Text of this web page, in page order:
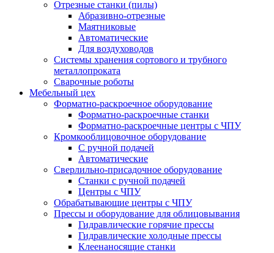
Отрезные станки (пилы)
Абразивно-отрезные
Маятниковые
Автоматические
Для воздуховодов
Системы хранения сортового и трубного
металлопроката
Сварочные роботы
Мебельный цех
Форматно-раскроечное оборудование
Форматно-раскроечные станки
Форматно-раскроечные центры с ЧПУ
Кромкооблицовочное оборудование
С ручной подачей
Автоматические
Сверлильно-присадочное оборудование
Станки с ручной подачей
Центры с ЧПУ
Обрабатывающие центры с ЧПУ
Прессы и оборудование для облицовывания
Гидравлические горячие прессы
Гидравлические холодные прессы
Клеенаносящие станки